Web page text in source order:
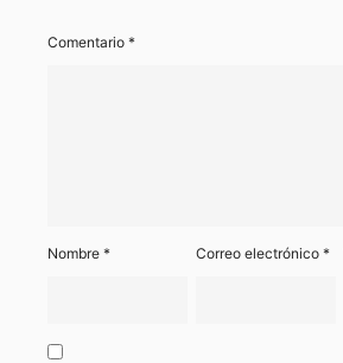
Comentario *
Nombre * Correo electrónico*